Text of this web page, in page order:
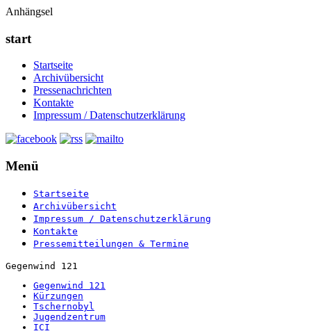
Anhängsel
start
Startseite
Archivübersicht
Pressenachrichten
Kontakte
Impressum / Datenschutzerklärung
Menü
Startseite
Archivübersicht
Impressum / Datenschutzerklärung
Kontakte
Pressemitteilungen & Termine
Gegenwind 121
Gegenwind 121
Kürzungen
Tschernobyl
Jugendzentrum
ICI